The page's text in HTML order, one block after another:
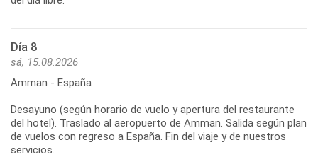
Día 8
sá, 15.08.2026
Amman - España
Desayuno (según horario de vuelo y apertura del restaurante
del hotel). Traslado al aeropuerto de Amman. Salida según plan
de vuelos con regreso a España. Fin del viaje y de nuestros
servicios.